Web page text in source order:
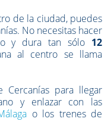
de la ciudad, puedes
No necesitas hacer
y dura tan sólo 12
al centro se llama
para llegar
y enlazar con las
o los trenes de